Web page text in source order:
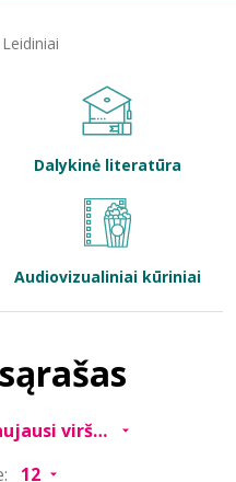
Leidiniai
Dalykinė literatūra
Audiovizualiniai kūriniai